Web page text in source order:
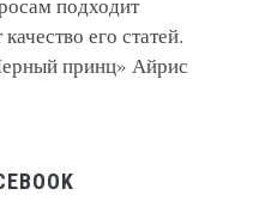
подходит
его статей.
принц» Айрис